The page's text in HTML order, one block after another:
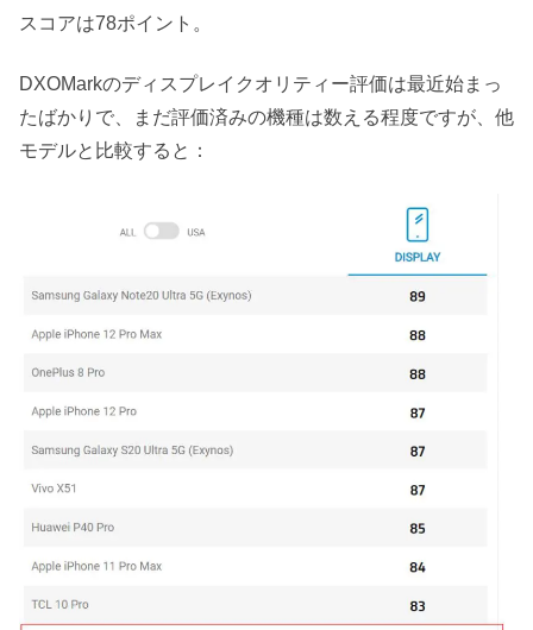
スコアは78ポイント。
DXOMarkのディスプレイクオリティー評価は最近始まっ
たばかりで、まだ評価済みの機種は数える程度ですが、他
モデルと比較すると：